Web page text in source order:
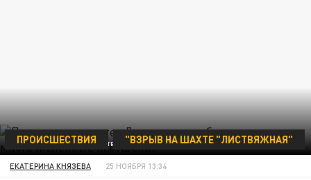
ЛИСТВЯЖНАЯ. МИНИСТЕРСТВО УГОЛЬНОЙ ПРОМЫШЛЕННОСТИ КУЗБАССА
ПРОИСШЕСТВИЯ "ВЗРЫВ НА ШАХТЕ "ЛИСТВЯЖНАЯ"
ЕКАТЕРИНА КНЯЗЕВА 25 НОЯБРЯ 13:34